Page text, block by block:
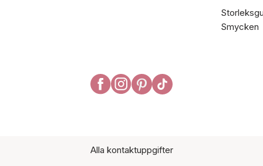
Smycken
Alla kontaktuppgifter